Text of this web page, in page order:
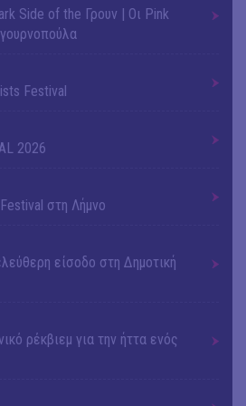
Side of the Γρουν | Οι Pink
Festival
2026
στη Λήμνο
είσοδο στη Δημοτική
ρέκβιεμ για την ήττα ενός